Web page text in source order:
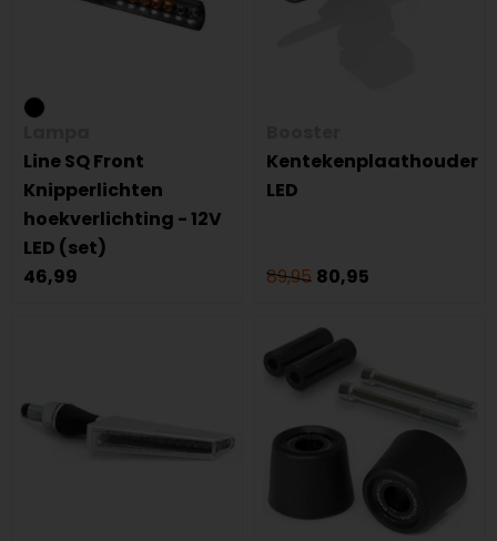
Line SQ Front
Knipperlichten
hoekverlichting - 12V
LED (set)
46,99
Kentekenplaathouder
LED
89,95 80,95